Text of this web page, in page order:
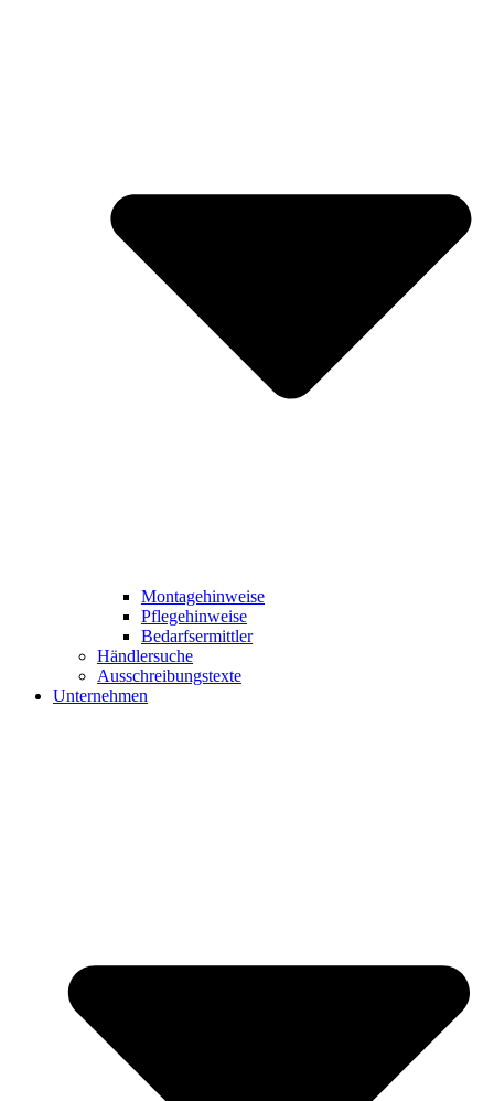
Montagehinweise
Pflegehinweise
Bedarfsermittler
Händlersuche
Ausschreibungstexte
Unternehmen